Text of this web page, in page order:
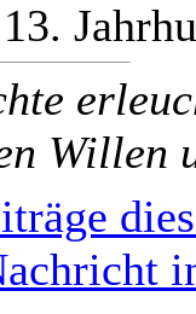
Willen